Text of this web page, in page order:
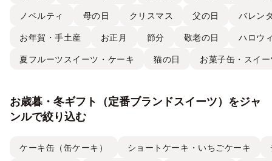
ノベルティ 母の日 クリスマス 父の日 バレン
お年賀・手土産 お正月 節分 敬老の日 ハロウ
夏フルーツスイーツ・ケーキ 猫の日 お菓子缶・スイ
お歳暮・冬ギフト（定番ブランドスイーツ）をジャ
ンルで絞り込む
ケーキ缶（缶ケーキ） ショートケーキ・いちごケーキ